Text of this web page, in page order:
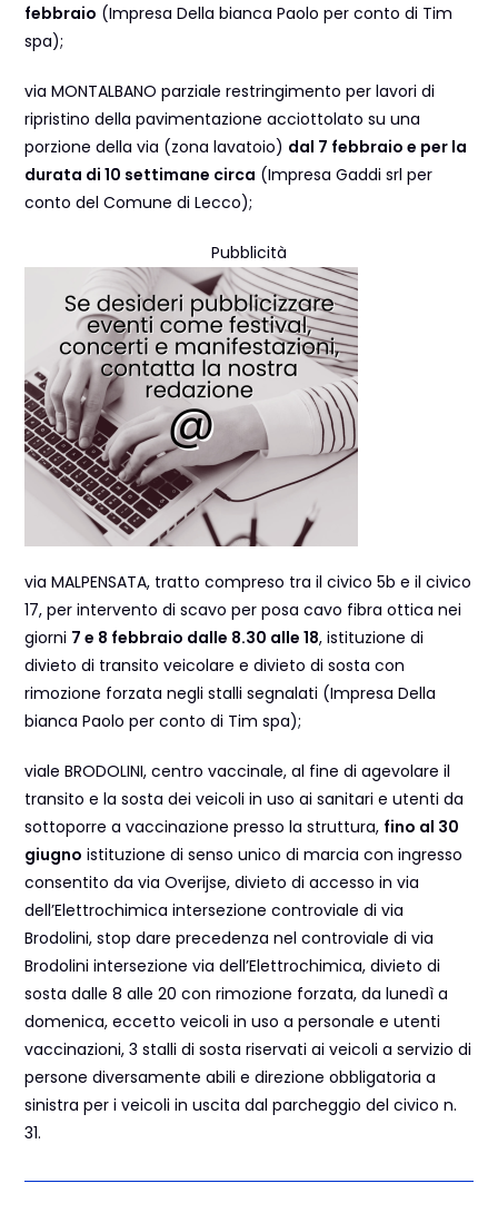
febbraio (Impresa Della bianca Paolo per conto di Tim
spa);
via MONTALBANO parziale restringimento per lavori di
ripristino della pavimentazione acciottolato su una
porzione della via (zona lavatoio) dal 7 febbraio e per la
durata di 10 settimane circa (Impresa Gaddi srl per
conto del Comune di Lecco);
Pubblicità
via MALPENSATA, tratto compreso tra il civico 5b e il civico
17, per intervento di scavo per posa cavo fibra ottica nei
giorni 7 e 8 febbraio dalle 8.30 alle 18, istituzione di
divieto di transito veicolare e divieto di sosta con
rimozione forzata negli stalli segnalati (Impresa Della
bianca Paolo per conto di Tim spa);
viale BRODOLINI, centro vaccinale, al fine di agevolare il
transito e la sosta dei veicoli in uso ai sanitari e utenti da
sottoporre a vaccinazione presso la struttura, fino al 30
giugno istituzione di senso unico di marcia con ingresso
consentito da via Overijse, divieto di accesso in via
dell’Elettrochimica intersezione controviale di via
Brodolini, stop dare precedenza nel controviale di via
Brodolini intersezione via dell’Elettrochimica, divieto di
sosta dalle 8 alle 20 con rimozione forzata, da lunedì a
domenica, eccetto veicoli in uso a personale e utenti
vaccinazioni, 3 stalli di sosta riservati ai veicoli a servizio di
persone diversamente abili e direzione obbligatoria a
sinistra per i veicoli in uscita dal parcheggio del civico n.
31.